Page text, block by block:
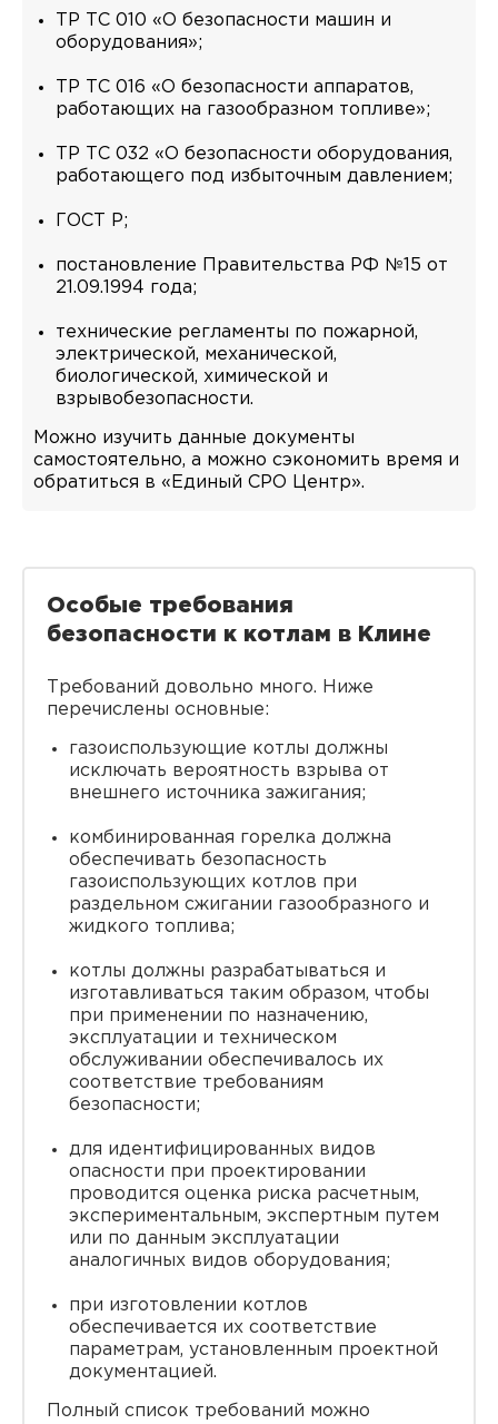
ТР ТС 010 «О безопасности машин и
оборудования»;
ТР ТС 016 «О безопасности аппаратов,
работающих на газообразном топливе»;
ТР ТС 032 «О безопасности оборудования,
работающего под избыточным давлением;
ГОСТ Р;
постановление Правительства РФ №15 от
21.09.1994 года;
технические регламенты по пожарной,
электрической, механической,
биологической, химической и
взрывобезопасности.
Можно изучить данные документы
самостоятельно, а можно сэкономить время и
обратиться в «Единый СРО Центр».
Особые требования
безопасности к котлам в Клине
Требований довольно много. Ниже
перечислены основные:
газоиспользующие котлы должны
исключать вероятность взрыва от
внешнего источника зажигания;
комбинированная горелка должна
обеспечивать безопасность
газоиспользующих котлов при
раздельном сжигании газообразного и
жидкого топлива;
котлы должны разрабатываться и
изготавливаться таким образом, чтобы
при применении по назначению,
эксплуатации и техническом
обслуживании обеспечивалось их
соответствие требованиям
безопасности;
для идентифицированных видов
опасности при проектировании
проводится оценка риска расчетным,
экспериментальным, экспертным путем
или по данным эксплуатации
аналогичных видов оборудования;
при изготовлении котлов
обеспечивается их соответствие
параметрам, установленным проектной
документацией.
Полный список требований можно